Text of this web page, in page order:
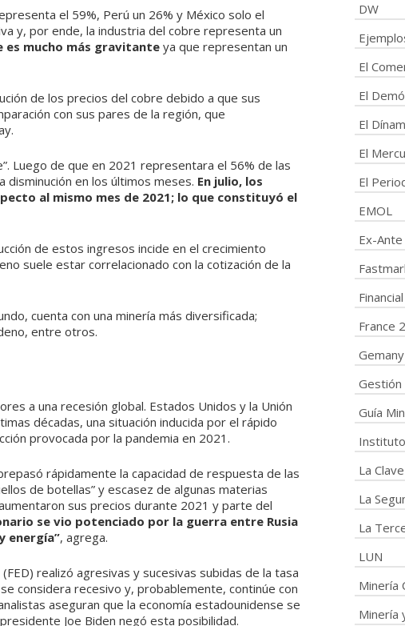
el 59%, Perú un 26% y México solo el
y, por ende, la industria del cobre representa un
es mucho más gravitante ya que representan un
de los precios del cobre debido a que sus
con sus pares de la región, que
Luego de que en 2021 representara el 56% de las
en los últimos meses. En julio, los
al mismo mes de 2021; lo que constituyó el
de estos ingresos incide en el crecimiento
suele estar correlacionado con la cotización de la
cuenta con una minería más diversificada;
entre otros.
a una recesión global. Estados Unidos y la Unión
décadas, una situación inducida por el rápido
provocada por la pandemia en 2021.
rápidamente la capacidad de respuesta de las
de botellas” y escasez de algunas materias
sus precios durante 2021 y parte del
se vio potenciado por la guerra entre Rusia
energía”, agrega.
realizó agresivas y sucesivas subidas de la tasa
considera recesivo y, probablemente, continúe con
aseguran que la economía estadounidense se
Joe Biden negó esta posibilidad.
DW
El
El
El
El
El
EMOL
Ex-Ante
France
Gestión
Guía
La Clave
La
La
LUN
Minería
Minería